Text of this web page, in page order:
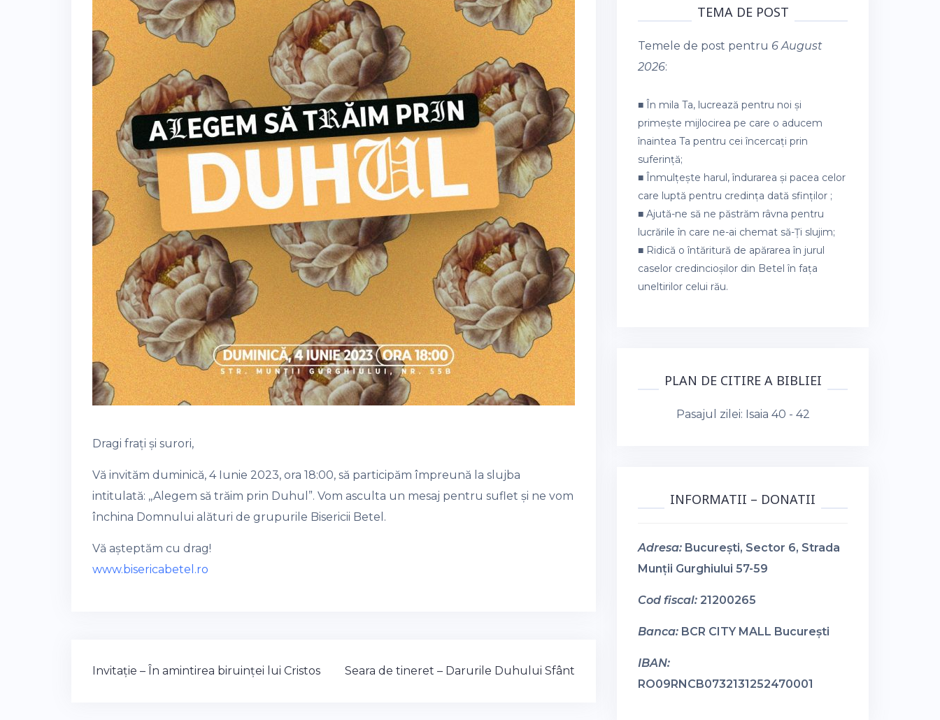
Dragi frați și surori,
Vă invităm duminică, 4 Iunie 2023, ora 18:00, să participăm împreună la slujba
intitulată: ,,Alegem să trăim prin Duhul”. Vom asculta un mesaj pentru suflet și ne vom
închina Domnului alături de grupurile Bisericii Betel.
Vă așteptăm cu drag!
www.bisericabetel.ro
Post
Invitație – În amintirea biruinței lui Cristos Seara de tineret – Darurile Duhului Sfânt
TEMA DE POST
Temele de post pentru 6 August
2026:
■ În mila Ta, lucrează pentru noi și
primește mijlocirea pe care o aducem
înaintea Ta pentru cei încercați prin
suferință;
■ Înmulțește harul, îndurarea și pacea celor
care luptă pentru credința dată sfinților ;
■ Ajută-ne să ne păstrăm râvna pentru
lucrările în care ne-ai chemat să-Ți slujim;
■ Ridică o întăritură de apărarea în jurul
caselor credincioșilor din Betel în fața
uneltirilor celui rău.
PLAN DE CITIRE A BIBLIEI
Pasajul zilei: Isaia 40 - 42
INFORMATII – DONATII
Adresa: București, Sector 6, Strada
Munții Gurghiului 57-59
Cod fiscal: 21200265
Banca: BCR CITY MALL București
IBAN:
RO09RNCB0732131252470001